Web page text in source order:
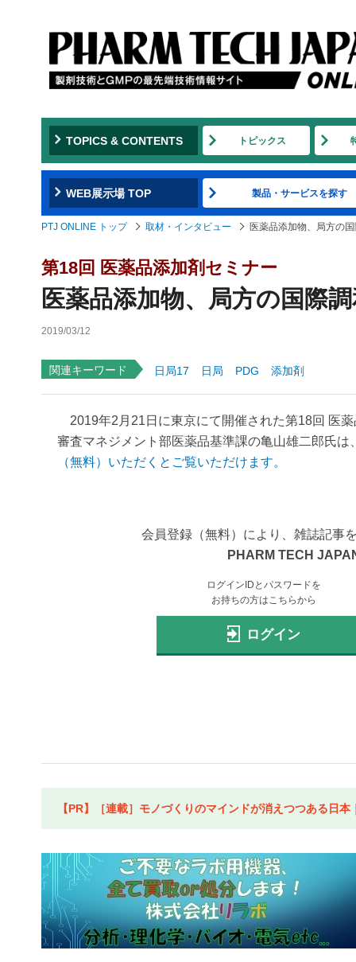
TOPICS & CONTENTS トピックス
WEB展示場 TOP 製品・サービスを探す
PTJ ONLINE トップ 取材・インタビュー 医薬品添加物、局方の
第18回 医薬品添加剤セミナー
医薬品添加物、局方の国際
2019/03/12
関連キーワード 日局17 日局 PDG 添加剤
2019年2月21日に東京にて開催された第18回 医
審査マネジメント部医薬品基準課の亀山雄二郎氏
（無料）いただくとご覧いただけます。
会員登録（無料）により、雑誌記事
PHARM TECH
ログインIDとパスワードを
お持ちの方はこちらから
ログイン
【PR】［連載］モノづくりのマインドが消えつつある日